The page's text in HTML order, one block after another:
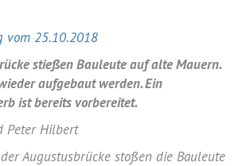
vom 25.10.2018
stießen Bauleute auf alte Mauern.
aufgebaut werden. Ein
ist bereits vorbereitet.
Peter Hilbert
Augustusbrücke stoßen die Bauleute